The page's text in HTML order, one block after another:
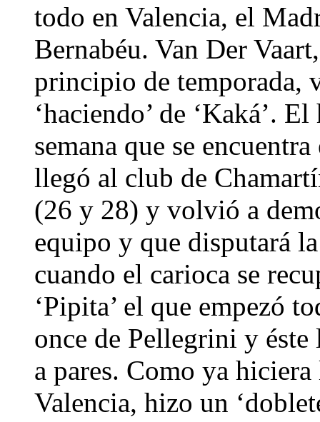
todo en Valencia, el
Bernabéu. Van Der
principio de temporada,
‘haciendo’ de ‘Kaká’.
semana que se
llegó al club de
(26 y 28) y volvió a
equipo y que disputará
cuando el carioca se
‘Pipita’ el que empezó
once de Pellegrini y
a pares. Como ya hiciera
Valencia, hizo un